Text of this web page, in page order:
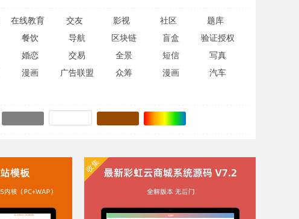
在线教育 交友 影视 社区
题库
餐饮 导航 区块链 盲盒
验证授权
婚恋 交易 全景 短信
写真
漫画 广告联盟 众筹 漫画
汽车
收集